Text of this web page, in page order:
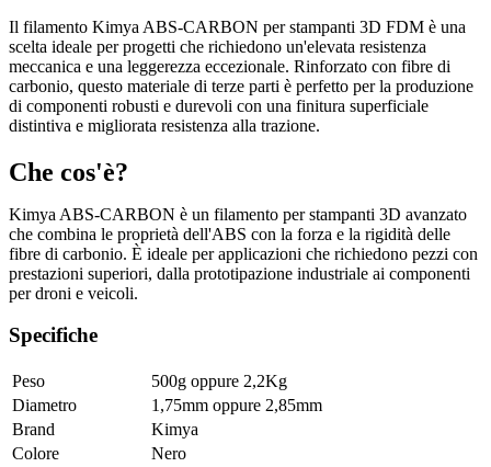
Il filamento Kimya ABS-CARBON per stampanti 3D FDM è una
scelta ideale per progetti che richiedono un'elevata resistenza
meccanica e una leggerezza eccezionale. Rinforzato con fibre di
carbonio, questo materiale di terze parti è perfetto per la produzione
di componenti robusti e durevoli con una finitura superficiale
distintiva e migliorata resistenza alla trazione.
Che cos'è?
Kimya ABS-CARBON è un filamento per stampanti 3D avanzato
che combina le proprietà dell'ABS con la forza e la rigidità delle
fibre di carbonio. È ideale per applicazioni che richiedono pezzi con
prestazioni superiori, dalla prototipazione industriale ai componenti
per droni e veicoli.
Specifiche
Peso 500g oppure 2,2Kg
Diametro
1,75mm oppure 2,85mm
Brand
Kimya
Colore
Nero